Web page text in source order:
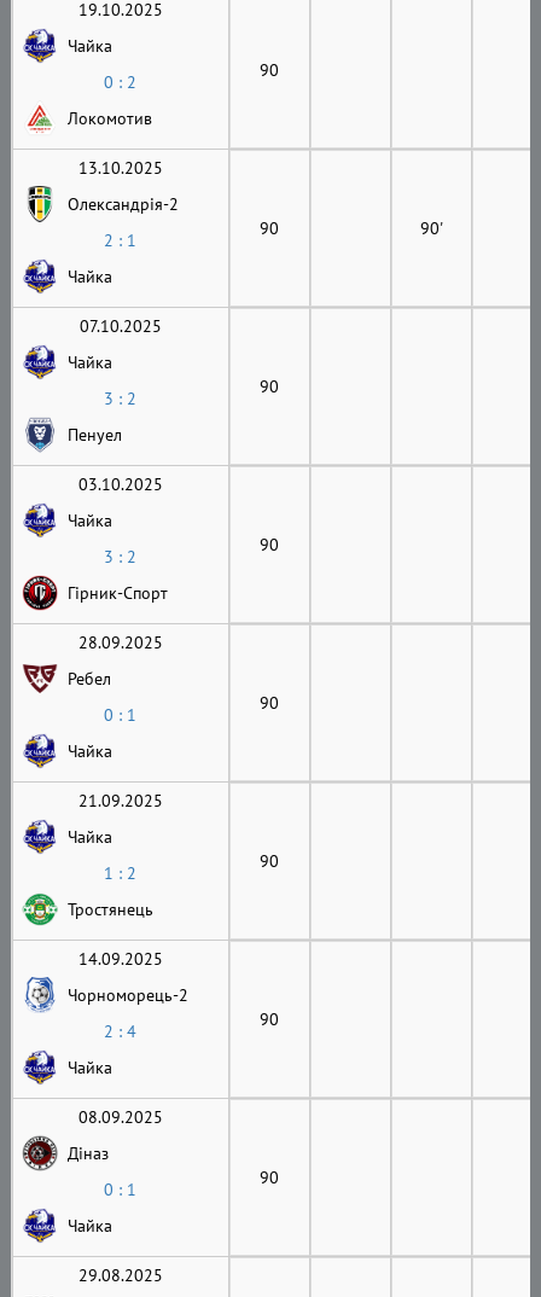
19.10.2025
Чайка
0 : 2
Локомотив
90
13.10.2025
Олександрія-2
2 : 1
Чайка
90 90'
07.10.2025
Чайка
3 : 2
Пенуел
90
03.10.2025
Чайка
3 : 2
Гірник-Cпорт
90
28.09.2025
Ребел
0 : 1
Чайка
90
21.09.2025
Чайка
1 : 2
Тростянець
90
14.09.2025
Чорноморець-2
2 : 4
Чайка
90
08.09.2025
Діназ
0 : 1
Чайка
90
29.08.2025